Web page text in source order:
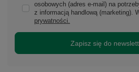
osobowych (adres e-mail) na
z informacją handlową (marketing).
prywatności.
Zapisz się do